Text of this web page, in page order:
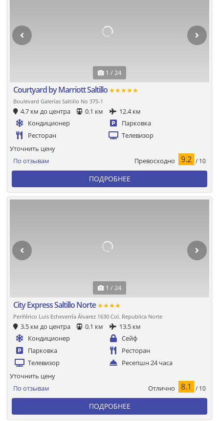
1 / 24
Courtyard by Marriott Saltillo ★★★★★
Boulevard Galerías Saltillo No 375-1
4.7 км до центра 0.1 км
12.4 км
Кондиционер
Парковка
Ресторан
Телевизор
По отзывам Превосходно 9.2 / 10
Уточнить цену
ПОДРОБНЕЕ
1 / 24
City Express Saltillo Norte★★★★
Periférico Luis Echeverría Álvarez 1630 Col. Republica Norte
3.5 км до центра 0.1 км
13.5 км
Кондиционер
Сейф
Парковка
Ресторан
Телевизор
Ресепшн 24 часа
По отзывам Отлично 8.1 / 10
Уточнить цену
ПОДРОБНЕЕ